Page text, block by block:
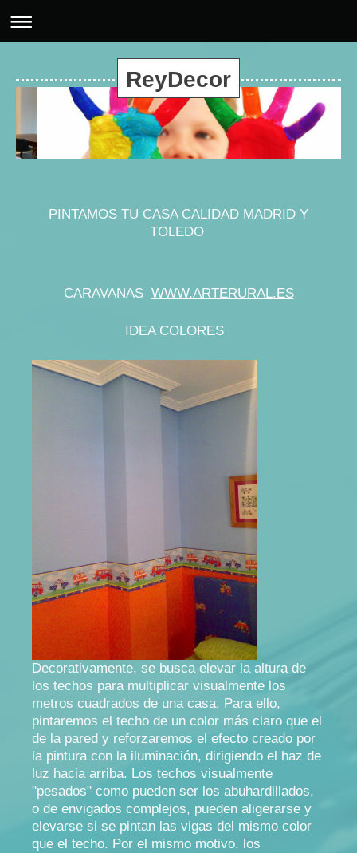
ReyDecor
PINTAMOS TU CASA CALIDAD MADRID Y
TOLEDO
CARAVANAS WWW.ARTERURAL.ES
IDEA COLORES
Decorativamente, se busca elevar la altura de
los techos para multiplicar visualmente los
metros cuadrados de una casa. Para ello,
pintaremos el techo de un color más claro que el
de la pared y reforzaremos el efecto creado por
la pintura con la iluminación, dirigiendo el haz de
luz hacia arriba. Los techos visualmente
"pesados" como pueden ser los abuhardillados,
o de envigados complejos, pueden aligerarse y
elevarse si se pintan las vigas del mismo color
que el techo. Por el mismo motivo, los